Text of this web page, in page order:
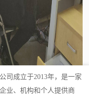
司成立于2013年，是一家
业、机构和个人提供商